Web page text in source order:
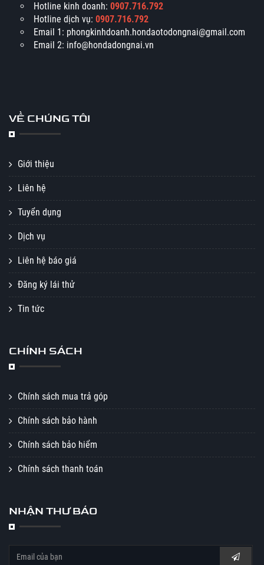
Hotline kinh doanh: 0907.716.792
Hotline dịch vụ: 0907.716.792
Email 1: phongkinhdoanh.hondaotodongnai@gmail.com
Email 2: info@hondadongnai.vn
VỀ CHÚNG TÔI
Giới thiệu
Liên hệ
Tuyển dụng
Dịch vụ
Liên hệ báo giá
Đăng ký lái thử
Tin tức
CHÍNH SÁCH
Chính sách mua trả góp
Chính sách bảo hành
Chính sách bảo hiểm
Chính sách thanh toán
NHẬN THƯ BÁO